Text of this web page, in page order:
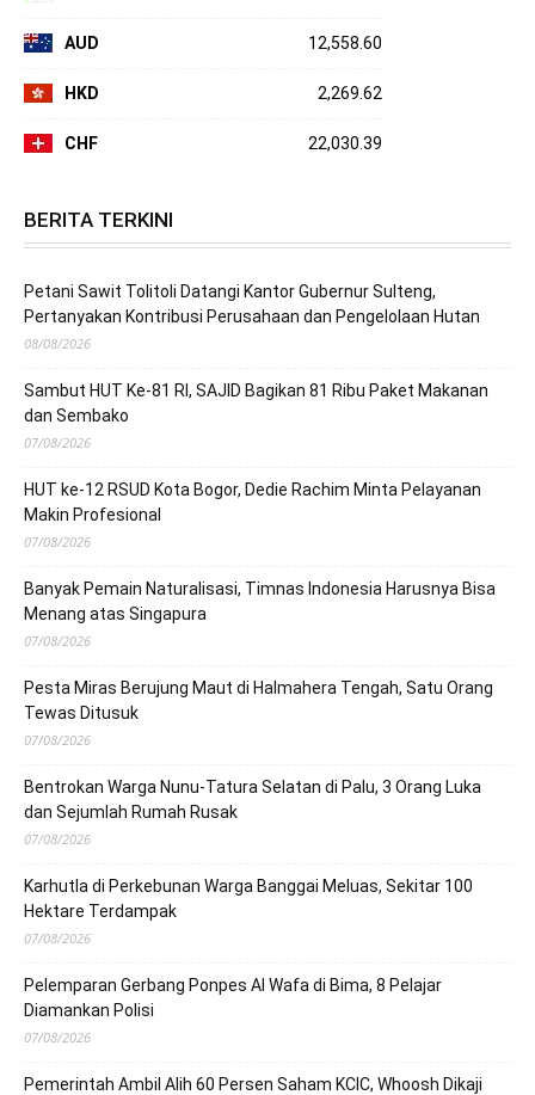
AUD 12,558.60
HKD 2,269.62
CHF 22,030.39
BERITA TERKINI
Petani Sawit Tolitoli Datangi Kantor Gubernur Sulteng,
Pertanyakan Kontribusi Perusahaan dan Pengelolaan Hutan
08/08/2026
Sambut HUT Ke-81 RI, SAJID Bagikan 81 Ribu Paket Makanan
dan Sembako
07/08/2026
HUT ke-12 RSUD Kota Bogor, Dedie Rachim Minta Pelayanan
Makin Profesional
07/08/2026
Banyak Pemain Naturalisasi, Timnas Indonesia Harusnya Bisa
Menang atas Singapura
07/08/2026
Pesta Miras Berujung Maut di Halmahera Tengah, Satu Orang
Tewas Ditusuk
07/08/2026
Bentrokan Warga Nunu-Tatura Selatan di Palu, 3 Orang Luka
dan Sejumlah Rumah Rusak
07/08/2026
Karhutla di Perkebunan Warga Banggai Meluas, Sekitar 100
Hektare Terdampak
07/08/2026
Pelemparan Gerbang Ponpes Al Wafa di Bima, 8 Pelajar
Diamankan Polisi
07/08/2026
Pemerintah Ambil Alih 60 Persen Saham KCIC, Whoosh Dikaji